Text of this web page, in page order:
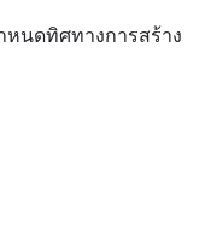
นดทิศทางการสร้าง